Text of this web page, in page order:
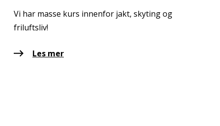
Vi har masse kurs innenfor jakt, skyting og
friluftsliv!
Les mer